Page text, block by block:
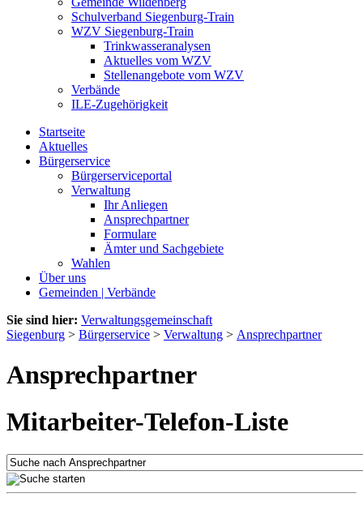
Schulverband Siegenburg-Train
WZV Siegenburg-Train
Trinkwasseranalysen
Aktuelles vom WZV
Stellenangebote vom WZV
Verbände
ILE-Zugehörigkeit
Startseite
Aktuelles
Bürgerservice
Bürgerserviceportal
Verwaltung
Ihr Anliegen
Ansprechpartner
Formulare
Ämter und Sachgebiete
Wahlen
Über uns
Gemeinden | Verbände
Sie sind hier: Verwaltungsgemeinschaft
Siegenburg > Bürgerservice > Verwaltung > Ansprechpartner
Ansprechpartner
Mitarbeiter-Telefon-Liste